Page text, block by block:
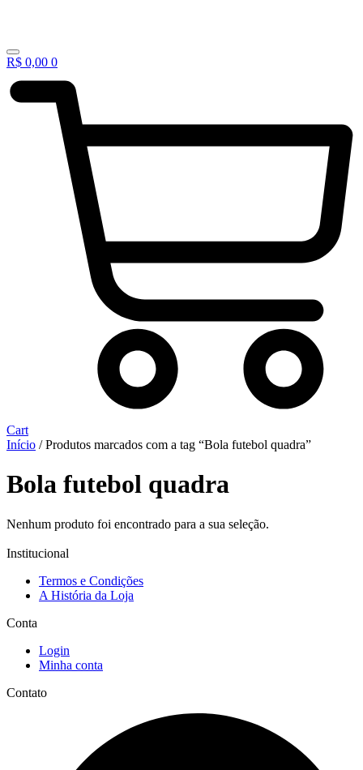
R$ 0,00 0
Cart
Início / Produtos marcados com a tag “Bola futebol quadra”
Bola futebol quadra
Nenhum produto foi encontrado para a sua seleção.
Institucional
Termos e Condições
A História da Loja
Conta
Login
Minha conta
Contato